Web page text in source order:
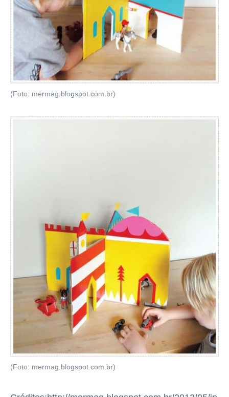
(Foto: mermag.blogspot.com.br)
(Foto: mermag.blogspot.com.br)